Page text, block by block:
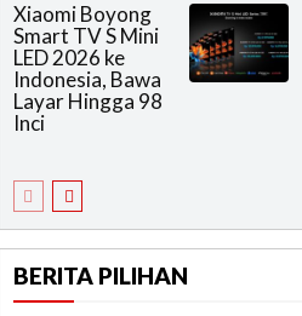
Xiaomi Boyong
Smart TV S Mini
LED 2026 ke
Indonesia, Bawa
Layar Hingga 98
Inci
BERITA PILIHAN